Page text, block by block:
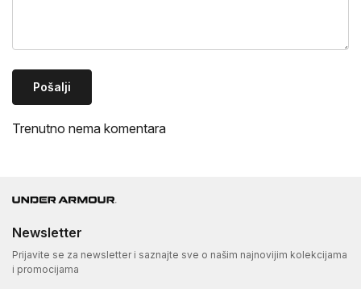
Pošalji
Trenutno nema komentara
Newsletter
Prijavite se za newsletter i saznajte sve o našim najnovijim kolekcijama
i promocijama